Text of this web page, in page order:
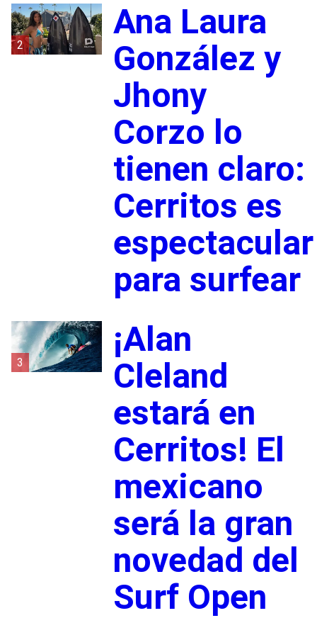
2
Ana Laura
González y
Jhony
Corzo lo
tienen claro:
Cerritos es
espectacular
para surfear
3
¡Alan
Cleland
estará en
Cerritos! El
mexicano
será la gran
novedad del
Surf Open